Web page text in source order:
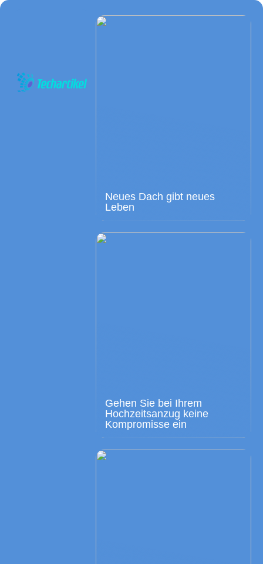
Neues Dach gibt neues
Leben
Gehen Sie bei Ihrem
Hochzeitsanzug keine
Kompromisse ein